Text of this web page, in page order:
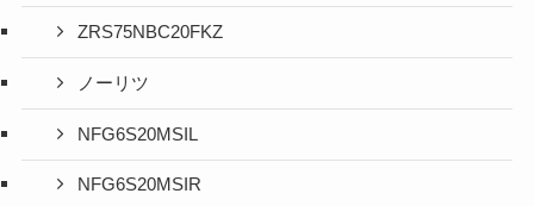
ZRS75NBC20FKZ
ノーリツ
NFG6S20MSIL
NFG6S20MSIR